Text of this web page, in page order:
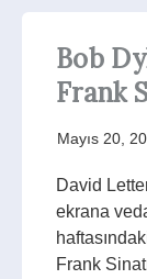
Bob
Frank
Mayıs 20,
David
ekrana
Frank